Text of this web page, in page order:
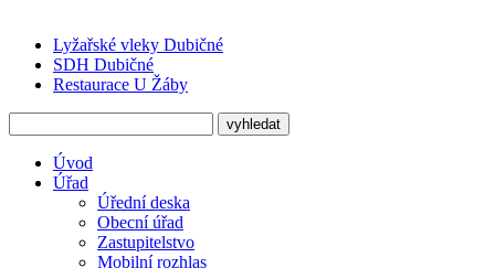
Lyžařské vleky Dubičné
SDH Dubičné
Restaurace U Žáby
Úvod
Úřad
Úřední deska
Obecní úřad
Zastupitelstvo
Mobilní rozhlas